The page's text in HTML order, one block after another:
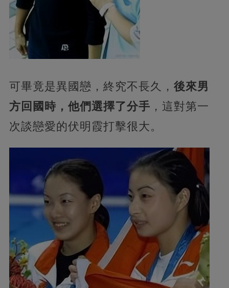
可畢竟是異國戀，終究不長久， 後來男
方回國時，他們選擇了分手 ，這對第一
次談戀愛的伏明霞打擊很大。